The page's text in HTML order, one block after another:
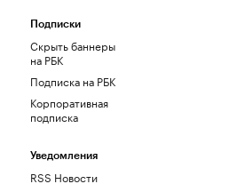
Подписки
Скрыть баннеры
на РБК
Подписка на РБК
Корпоративная
подписка
Уведомления
RSS Новости